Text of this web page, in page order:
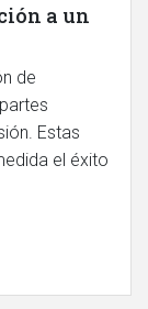
a un
de
Estas
el éxito